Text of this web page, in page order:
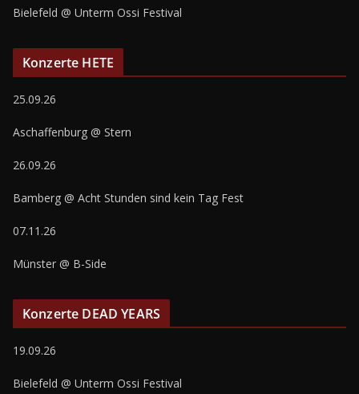
Bielefeld @ Unterm Ossi Festival
Konzerte HETE
25.09.26
Aschaffenburg @ Stern
26.09.26
Bamberg @ Acht Stunden sind kein Tag Fest
07.11.26
Münster @ B-Side
Konzerte DEAD YEARS
19.09.26
Bielefeld @ Unterm Ossi Festival